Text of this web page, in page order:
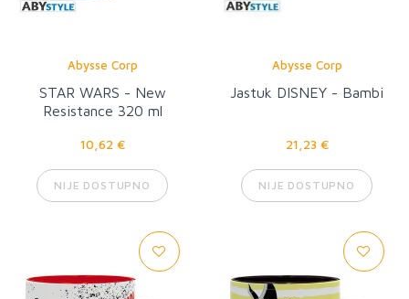
Abysse Corp
STAR WARS - New
Resistance 320 ml
10,62 €
NIJE DOSTUPNO
Abysse Corp
Jastuk DISNEY - Bambi
21,23 €
NIJE DOSTUPNO